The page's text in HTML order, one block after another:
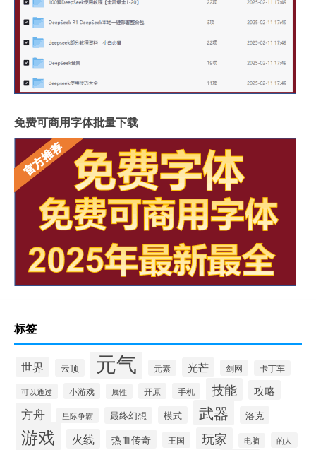
免费可商用字体批量下载
标签
世界 云顶 元气 元素 光芒 剑网 卡丁车
可以通过 小游戏 属性 开原 手机 技能 攻略
方舟 星际争霸 最终幻想 模式 武器 洛克
游戏 火线 热血传奇 王国 玩家 电脑 的人